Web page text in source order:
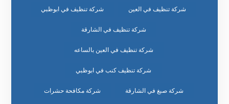
شركة تنظيف في العين شركة تنظيف في ابوظبي
شركة تنظيف في الشارقة
شركة تنظيف في العين بالساعه
شركة تنظيف كنب في ابوظبي
شركة صبغ في الشارقة شركة مكافحة حشرات